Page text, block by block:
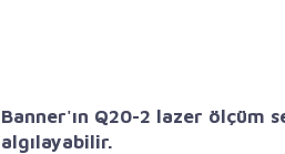
Banner'ın Q20-2 lazer
algılayabilir.​